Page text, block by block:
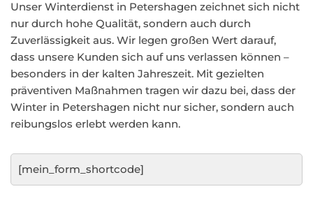
Unser Winterdienst in Petershagen zeichnet sich nicht
nur durch hohe Qualität, sondern auch durch
Zuverlässigkeit aus. Wir legen großen Wert darauf,
dass unsere Kunden sich auf uns verlassen können –
besonders in der kalten Jahreszeit. Mit gezielten
präventiven Maßnahmen tragen wir dazu bei, dass der
Winter in Petershagen nicht nur sicher, sondern auch
reibungslos erlebt werden kann.
[mein_form_shortcode]